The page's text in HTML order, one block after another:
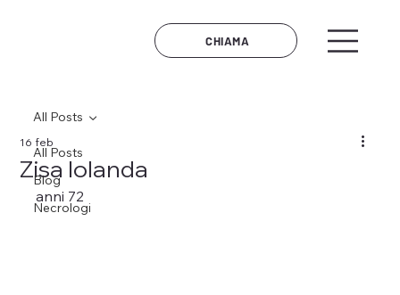
CHIAMA
All Posts
Blog
Necrologi
All Posts
Zisa Iolanda
16 feb